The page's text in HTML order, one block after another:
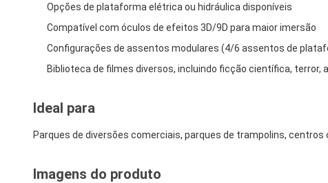
Opções de plataforma elétrica ou hidráulica disponíveis
Compatível com óculos de efeitos 3D/9D para maior imersão
Configurações de assentos modulares (4/6 assentos de
Biblioteca de filmes diversos, incluindo ficção científica, terror,
Ideal para
Parques de diversões comerciais, parques de trampolins,
Imagens do produto